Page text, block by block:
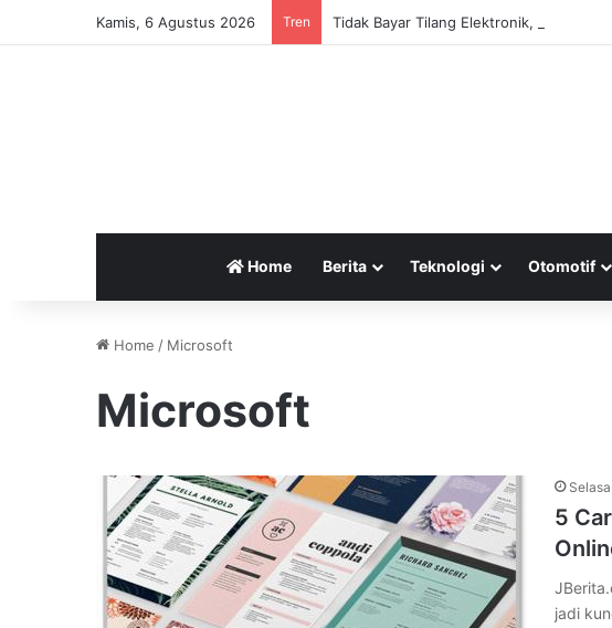
Kamis, 6 Agustus 2026 Tren
Home Berita Teknologi Otomotif
Home / Microsoft
Microsoft
5
jadi